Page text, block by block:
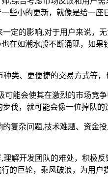
些小的更新，就像是给一
定的影响,对于用户来说，
在如潮水般不断涌现，如
类、更便捷的交易方式等
可能会使其在激烈的市场竞
伐，就可能会像一位掉队
复杂问题,技术难题、资金
解开发团队的难处，积极
的巨轮，乘风破浪，为用户